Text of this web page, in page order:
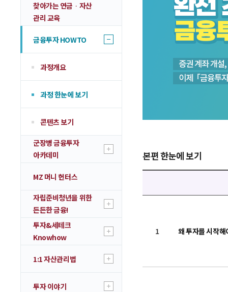
찾아가는 연금ᆞ자산
관리 교육
금융투자 HOWTO
과정개요
과정 한눈에 보기
콘텐츠 보기
군장병 금융투자
아카데미
MZ 머니 헌터스
자립준비청년을 위한
든든한 금융!
투자&세테크
Knowhow
1:1 자산관리법
투자 이야기
본편 한눈에 보기
1 왜 투자를 시작해